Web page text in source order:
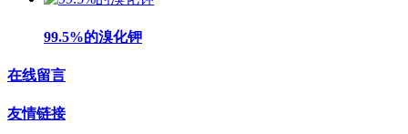
99.5%的溴化钾
在线留言
友情链接